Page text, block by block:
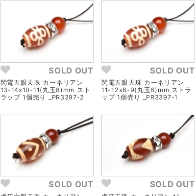
SOLD OUT
閃電五眼天珠 カーネリアン
13-14x10-11(丸玉8)mm スト
ラップ 1個売り _PR3397-2
SOLD OUT
閃電五眼天珠 カーネリアン
11-12x8-9(丸玉6)mm ストラ
ップ 1個売り _PR3397-1
SOLD OUT SOLD OUT